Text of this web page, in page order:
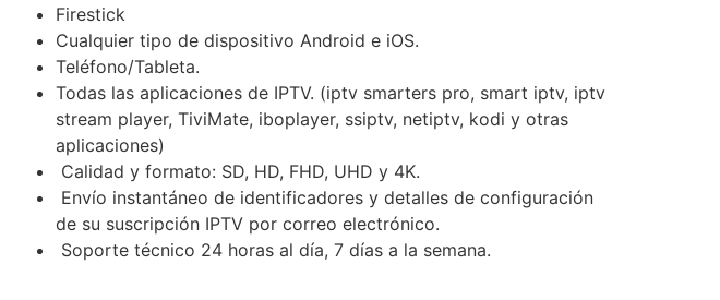
Firestick
Cualquier tipo de dispositivo Android e iOS.
Teléfono/Tableta.
Todas las aplicaciones de IPTV. (iptv smarters pro, smart iptv, iptv
stream player, TiviMate, iboplayer, ssiptv, netiptv, kodi y otras
aplicaciones)
Calidad y formato: SD, HD, FHD, UHD y 4K.
Envío instantáneo de identificadores y detalles de configuración
de su suscripción IPTV por correo electrónico.
Soporte técnico 24 horas al día, 7 días a la semana.